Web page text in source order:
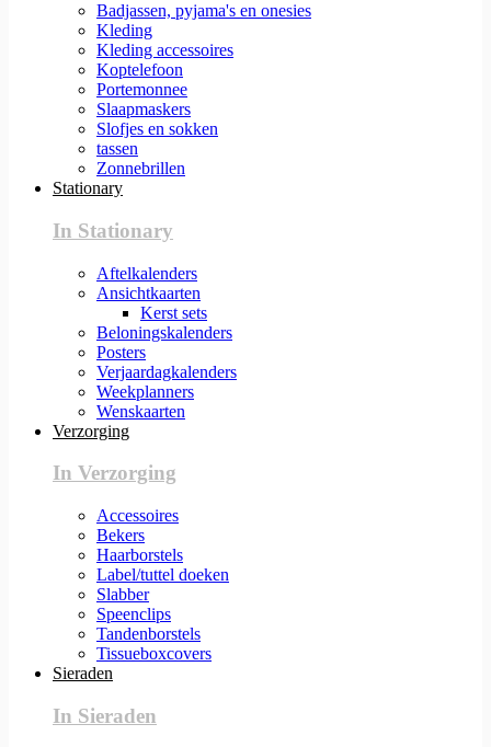
Badjassen, pyjama's en onesies
Kleding
Kleding accessoires
Koptelefoon
Portemonnee
Slaapmaskers
Slofjes en sokken
tassen
Zonnebrillen
Stationary
In Stationary
Aftelkalenders
Ansichtkaarten
Kerst sets
Beloningskalenders
Posters
Verjaardagkalenders
Weekplanners
Wenskaarten
Verzorging
In Verzorging
Accessoires
Bekers
Haarborstels
Label/tuttel doeken
Slabber
Speenclips
Tandenborstels
Tissueboxcovers
Sieraden
In Sieraden